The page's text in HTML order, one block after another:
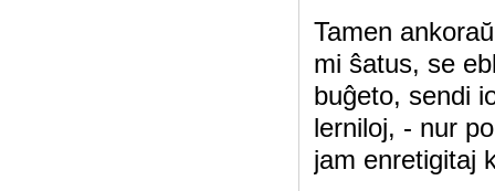
Tamen
mi ŝatus, se
buĝeto, sendi
lerniloj, - nur
jam enretigitaj